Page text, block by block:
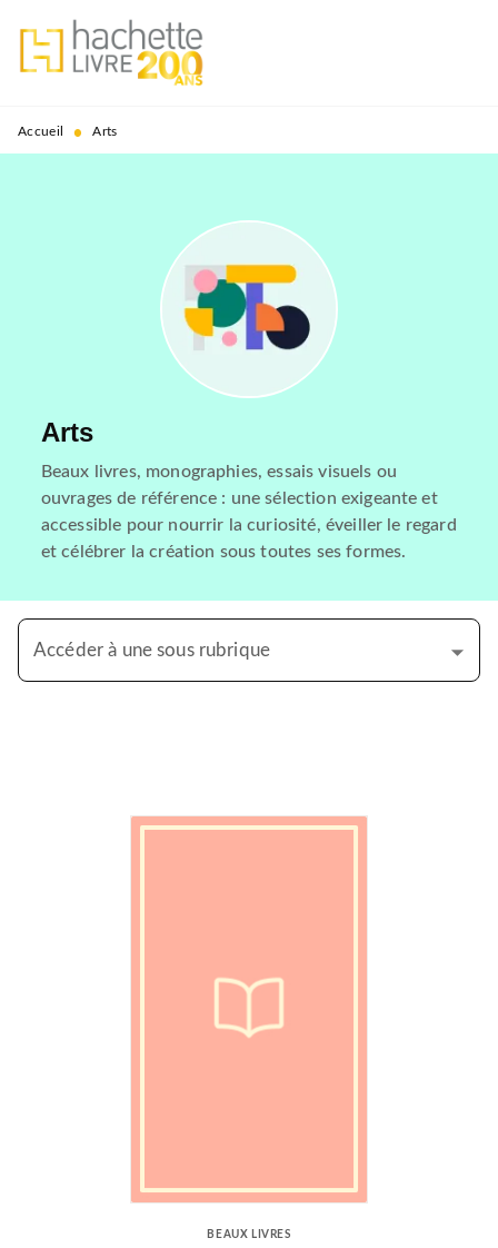
MENU RECHERCHE
PIED DE PAGE
Accueil • Arts
Arts
Beaux livres, monographies, essais visuels ou
ouvrages de référence : une sélection exigeante et
accessible pour nourrir la curiosité, éveiller le regard
et célébrer la création sous toutes ses formes.
Accéder à une sous rubrique
BEAUX LIVRES